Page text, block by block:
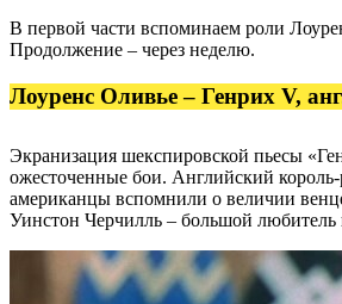
В первой части вспоминаем роли
Продолжение – через неделю.
Лоуренс Оливье – Генрих V,
Экранизация шекспировской пьесы
ожесточенные бои. Английский
американцы вспомнили о величии
Уинстон Черчилль – большой любитель